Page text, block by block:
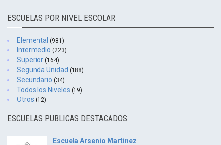
ESCUELAS POR NIVEL ESCOLAR
Elemental (981)
Intermedio (223)
Superior (164)
Segunda Unidad (188)
Secundario (34)
Todos los Niveles (19)
Otros (12)
ESCUELAS PUBLICAS DESTACADOS
Escuela Arsenio Martinez